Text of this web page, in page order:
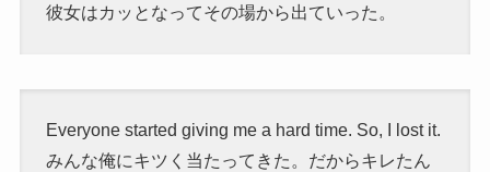
彼女はカッとなってその場から出ていった。
Everyone started giving me a hard time. So, I lost it.
みんな俺にキツく当たってきた。だからキレたん